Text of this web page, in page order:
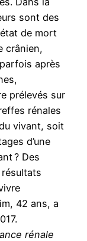
sont des
de mort
crânien,
après
prélevés sur
rénales
vivant, soit
d’une
? Des
42 ans, a
rénale